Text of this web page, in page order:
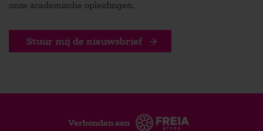
onze academische opleidingen.
Stuur mij de nieuwsbrief
Verbonden aan